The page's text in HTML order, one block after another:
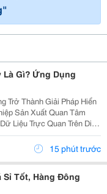
Là Gì? Ứng Dụng
Trở Thành Giải Pháp Hiển
Sản Xuất Quan Tâm
Liệu Trực Quan Trên Diện
Nhu Cầu Trình Chiếu Hình
Hỗ Trợ Theo Dõi Và...
15 phút trước
Sỉ Tốt, Hàng Đông